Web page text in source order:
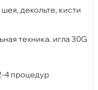
декольте, кисти
техника. игла 30G
4 процедур